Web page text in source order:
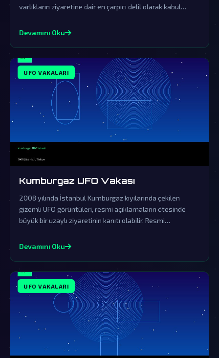
varlıkların ziyaretine dair en çarpıcı delil olarak kabul
Devamını Oku
UFO VAKALARI
Kumburgaz UFO Vakası
2008 yılında İstanbul Kumburgaz kıyılarında çekilen
gizemli UFO görüntüleri, resmi açıklamaların ötesinde
büyük bir uzaylı ziyaretinin kanıtı olabilir. Resmi
dünya dışı varlıkların varlığını sorgulatmaktadır.
Devamını Oku
UFO VAKALARI